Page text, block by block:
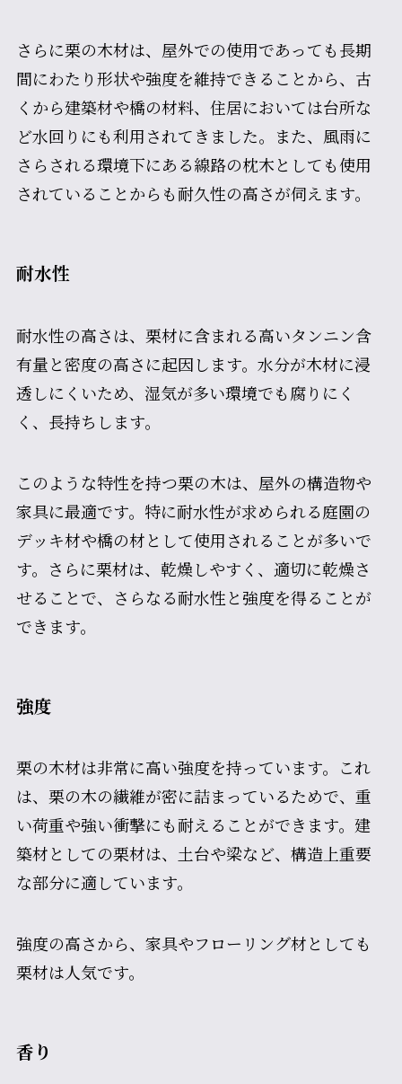
さらに栗の木材は、屋外での使用であっても長期
間にわたり形状や強度を維持できることから、古
くから建築材や橋の材料、住居においては台所な
ど水回りにも利用されてきました。また、風雨に
さらされる環境下にある線路の枕木としても使用
されていることからも耐久性の高さが伺えます。
耐水性
耐水性の高さは、栗材に含まれる高いタンニン含
有量と密度の高さに起因します。水分が木材に浸
透しにくいため、湿気が多い環境でも腐りにく
く、長持ちします。
このような特性を持つ栗の木は、屋外の構造物や
家具に最適です。特に耐水性が求められる庭園の
デッキ材や橋の材として使用されることが多いで
す。さらに栗材は、乾燥しやすく、適切に乾燥さ
せることで、さらなる耐水性と強度を得ることが
できます。
強度
栗の木材は非常に高い強度を持っています。これ
は、栗の木の繊維が密に詰まっているためで、重
い荷重や強い衝撃にも耐えることができます。建
築材としての栗材は、土台や梁など、構造上重要
な部分に適しています。
強度の高さから、家具やフローリング材としても
栗材は人気です。
香り